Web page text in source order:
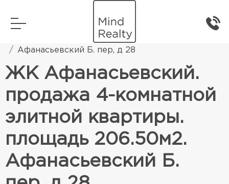
Элитная жилая недвижимость
Афанасьевский Б. пер, д 28
ЖК Афанасьевский.
продажа 4-комнатной
элитной квартиры.
площадь 206.50м2.
Афанасьевский Б.